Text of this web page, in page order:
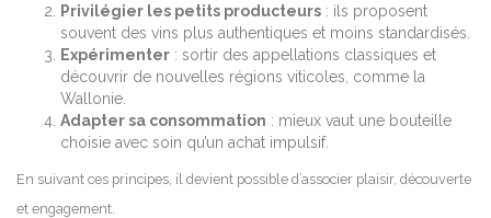
Privilégier les petits producteurs : ils proposent
souvent des vins plus authentiques et moins standardisés.
Expérimenter : sortir des appellations classiques et
découvrir de nouvelles régions viticoles, comme la
Wallonie.
Adapter sa consommation : mieux vaut une bouteille
choisie avec soin qu’un achat impulsif.
En suivant ces principes, il devient possible d’associer plaisir, découverte
et engagement.